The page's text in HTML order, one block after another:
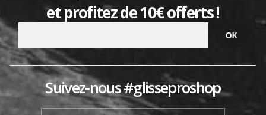
et profitez de 10€ offerts !
Suivez-nous #glisseproshop